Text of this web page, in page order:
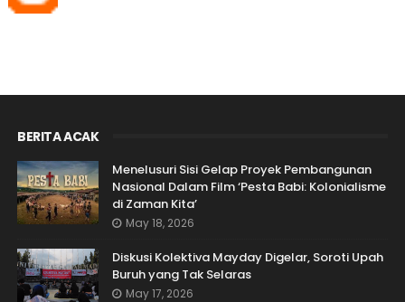
BERITA ACAK
Menelusuri Sisi Gelap Proyek Pembangunan
Nasional Dalam Film ‘Pesta Babi: Kolonialisme
di Zaman Kita’
May 18, 2026
Diskusi Kolektiva Mayday Digelar, Soroti Upah
Buruh yang Tak Selaras
May 17, 2026